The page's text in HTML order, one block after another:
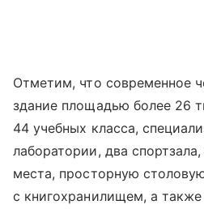
Отметим, что современное
здание площадью более 26
44 учебных класса,
лаборатории, два
места, просторную
с книгохранилищем, а